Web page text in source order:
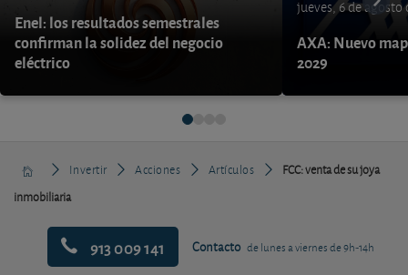
Enel: los resultados semestrales
confirman la solidez del negocio
eléctrico
jueves, 6 de agosto
AXA: Nuevo
2029
Invertir Acciones Artículos
FCC: venta de su joya
inmobiliaria
913 009 141 Contacto de lunes a viernes de 9h-14h